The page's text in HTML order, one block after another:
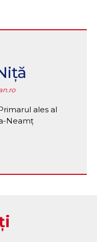
ales al
Neamț